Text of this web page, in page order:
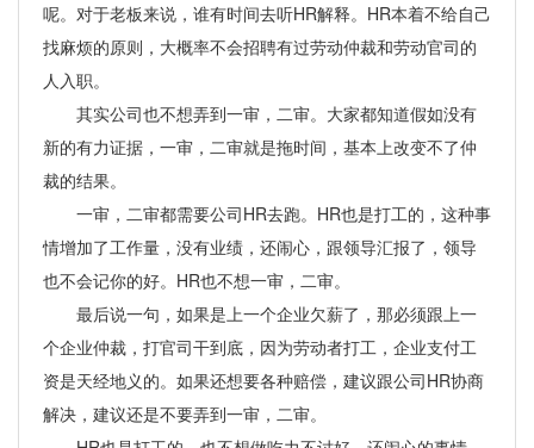
呢。对于老板来说，谁有时间去听HR解释。HR本着不给自己
找麻烦的原则，大概率不会招聘有过劳动仲裁和劳动官司的
人入职。
其实公司也不想弄到一审，二审。大家都知道假如没有
新的有力证据，一审，二审就是拖时间，基本上改变不了仲
裁的结果。
一审，二审都需要公司HR去跑。HR也是打工的，这种事
情增加了工作量，没有业绩，还闹心，跟领导汇报了，领导
也不会记你的好。HR也不想一审，二审。
最后说一句，如果是上一个企业欠薪了，那必须跟上一
个企业仲裁，打官司干到底，因为劳动者打工，企业支付工
资是天经地义的。如果还想要各种赔偿，建议跟公司HR协商
解决，建议还是不要弄到一审，二审。